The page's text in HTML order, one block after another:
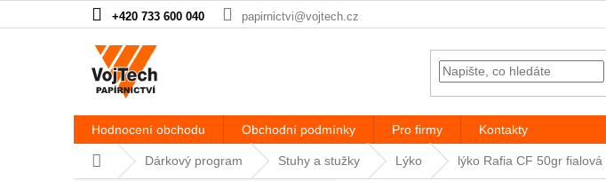
+420 733 600 040 papirnictvi@vojtech.cz
Hodnocení obchodu Obchodní podmínky Pro firmy Kontakty
Domů Dárkový program Stuhy a stužky Lýko lýko Rafia CF 50gr fialová